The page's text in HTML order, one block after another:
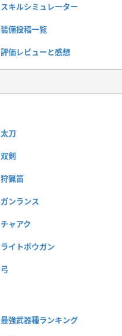
スキルシミュレーター
装備投稿一覧
評価レビューと感想
太刀
双剣
狩猟笛
ガンランス
チャアク
ライトボウガン
弓
最強武器種ランキング